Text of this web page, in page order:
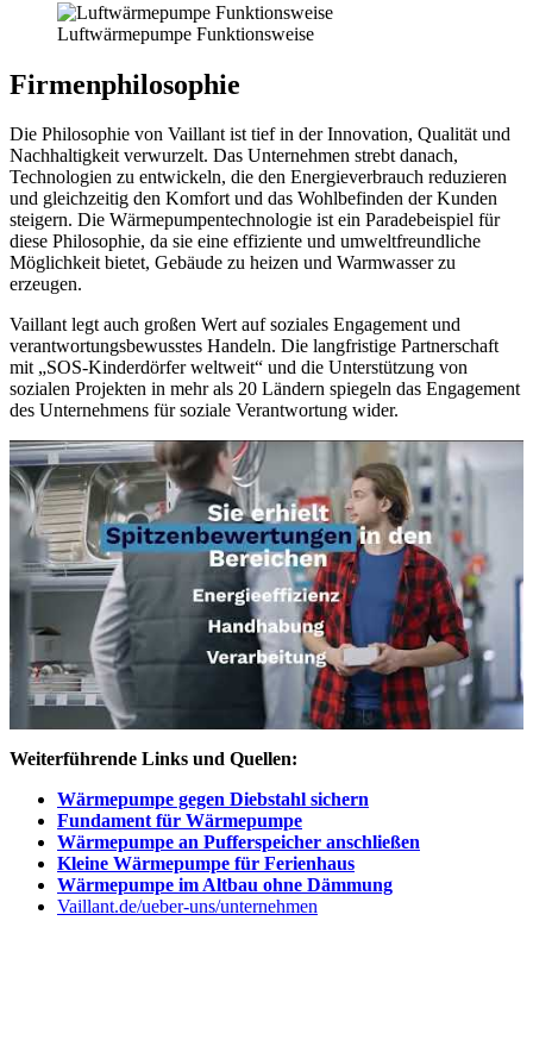
Luftwärmepumpe Funktionsweise
Firmenphilosophie
Die Philosophie von Vaillant ist tief in der Innovation, Qualität und
Nachhaltigkeit verwurzelt. Das Unternehmen strebt danach,
Technologien zu entwickeln, die den Energieverbrauch reduzieren
und gleichzeitig den Komfort und das Wohlbefinden der Kunden
steigern. Die Wärmepumpentechnologie ist ein Paradebeispiel für
diese Philosophie, da sie eine effiziente und umweltfreundliche
Möglichkeit bietet, Gebäude zu heizen und Warmwasser zu
erzeugen.
Vaillant legt auch großen Wert auf soziales Engagement und
verantwortungsbewusstes Handeln. Die langfristige Partnerschaft
mit „SOS-Kinderdörfer weltweit“ und die Unterstützung von
sozialen Projekten in mehr als 20 Ländern spiegeln das Engagement
des Unternehmens für soziale Verantwortung wider.
Weiterführende Links und Quellen:
Wärmepumpe gegen Diebstahl sichern
Fundament für Wärmepumpe
Wärmepumpe an Pufferspeicher anschließen
Kleine Wärmepumpe für Ferienhaus
Wärmepumpe im Altbau ohne Dämmung
Vaillant.de/ueber-uns/unternehmen